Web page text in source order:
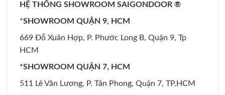
HỆ THỐNG SHOWROOM SAIGONDOOR ®
*SHOWROOM QUẬN 9, HCM
669 Đỗ Xuân Hợp, P. Phước Long B, Quận 9, Tp
HCM
*SHOWROOM QUẬN 7, HCM
511 Lê Văn Lương, P. Tân Phong, Quận 7, TP.HCM